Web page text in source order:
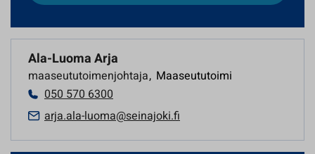
Ala-Luoma Arja
maaseututoimenjohtaja, Maaseututoimi
050 570 6300
arja.ala-luoma@seinajoki.fi